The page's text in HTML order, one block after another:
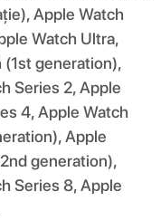
Apple Watch
Watch Ultra,
(1st generation),
Series 2, Apple
4, Apple Watch
Apple
generation),
Series 8, Apple